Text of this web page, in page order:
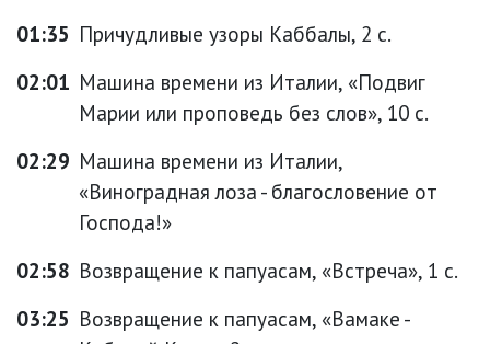
01:35 Причудливые узоры Каббалы, 2 с.
02:01 Машина времени из Италии, «Подвиг
Марии или проповедь без слов», 10 с.
02:29 Машина времени из Италии,
«Виноградная лоза - благословение от
Господа!»
02:58 Возвращение к папуасам, «Встреча», 1 с.
03:25 Возвращение к папуасам, «Вамаке -